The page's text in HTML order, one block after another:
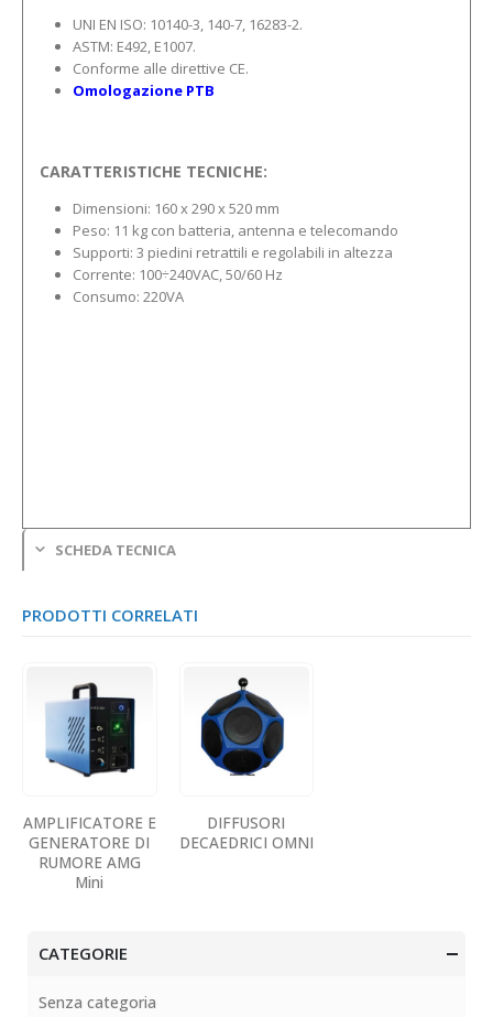
UNI EN ISO: 10140-3, 140-7, 16283-2.
ASTM: E492, E1007.
Conforme alle direttive CE.
Omologazione PTB
CARATTERISTICHE TECNICHE:
Dimensioni: 160 x 290 x 520 mm
Peso: 11 kg con batteria, antenna e telecomando
Supporti: 3 piedini retrattili e regolabili in altezza
Corrente: 100÷240VAC, 50/60 Hz
Consumo: 220VA
SCHEDA TECNICA
PRODOTTI CORRELATI
AMPLIFICATORE E
GENERATORE DI
RUMORE AMG
Mini
DIFFUSORI
DECAEDRICI OMNI
CATEGORIE
Senza categoria